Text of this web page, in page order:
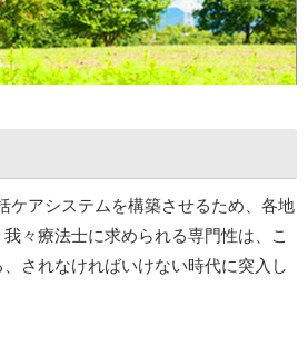
アシステムを構築させるため、各地
々療法士に求められる専門性は、こ
されなければいけない時代に突入し